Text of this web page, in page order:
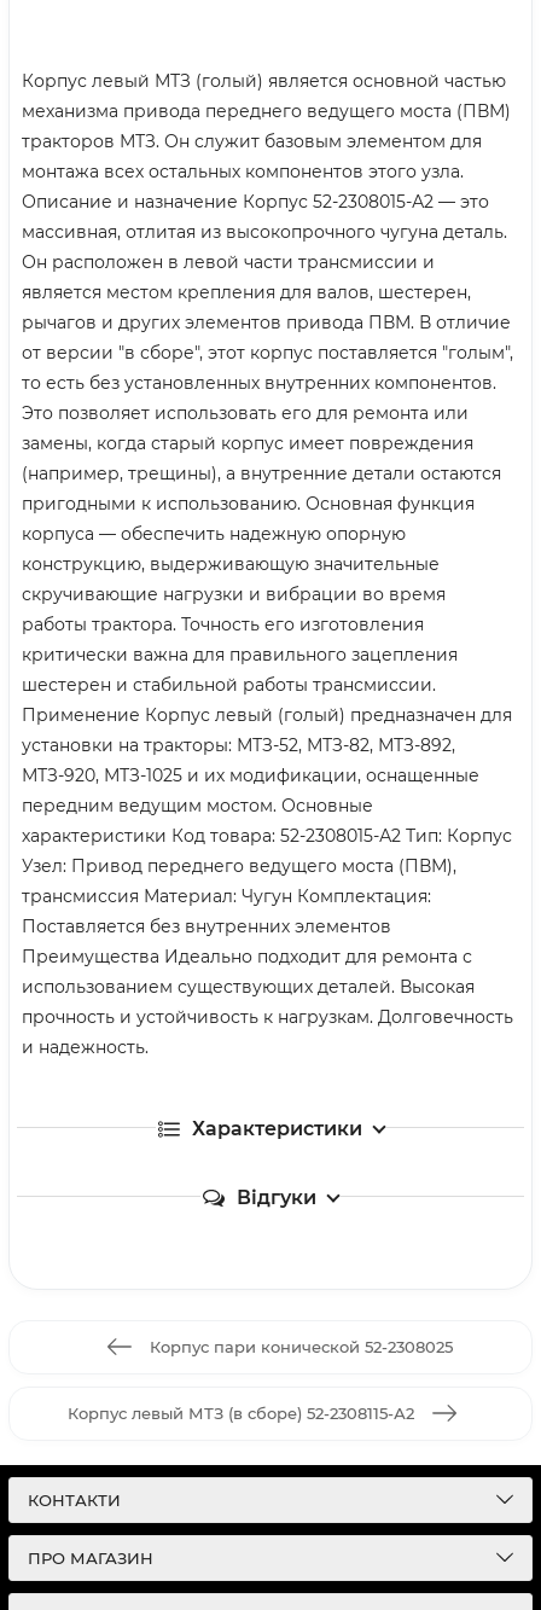
Корпус левый МТЗ (голый) является основной частью
механизма привода переднего ведущего моста (ПВМ)
тракторов МТЗ. Он служит базовым элементом для
монтажа всех остальных компонентов этого узла.
Описание и назначение Корпус 52-2308015-А2 — это
массивная, отлитая из высокопрочного чугуна деталь.
Он расположен в левой части трансмиссии и
является местом крепления для валов, шестерен,
рычагов и других элементов привода ПВМ. В отличие
от версии "в сборе", этот корпус поставляется "голым",
то есть без установленных внутренних компонентов.
Это позволяет использовать его для ремонта или
замены, когда старый корпус имеет повреждения
(например, трещины), а внутренние детали остаются
пригодными к использованию. Основная функция
корпуса — обеспечить надежную опорную
конструкцию, выдерживающую значительные
скручивающие нагрузки и вибрации во время
работы трактора. Точность его изготовления
критически важна для правильного зацепления
шестерен и стабильной работы трансмиссии.
Применение Корпус левый (голый) предназначен для
установки на тракторы: МТЗ-52, МТЗ-82, МТЗ-892,
МТЗ-920, МТЗ-1025 и их модификации, оснащенные
передним ведущим мостом. Основные
характеристики Код товара: 52-2308015-А2 Тип: Корпус
Узел: Привод переднего ведущего моста (ПВМ),
трансмиссия Материал: Чугун Комплектация:
Поставляется без внутренних элементов
Преимущества Идеально подходит для ремонта с
использованием существующих деталей. Высокая
прочность и устойчивость к нагрузкам. Долговечность
и надежность.
Характеристики
Відгуки
Корпус пари конической 52-2308025
Корпус левый МТЗ (в сборе) 52-2308115-А2
КОНТАКТИ
ПРО МАГАЗИН